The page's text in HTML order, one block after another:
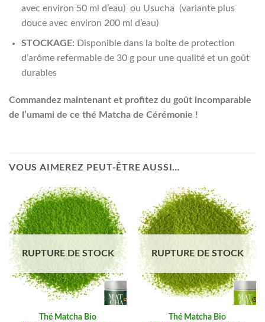
avec environ 50 ml d’eau) ou Usucha (variante plus
douce avec environ 200 ml d’eau)
STOCKAGE: Disponible dans la boîte de protection
d’arôme refermable de 30 g pour une qualité et un goût
durables
Commandez maintenant et profitez du goût incomparable
de l’umami de ce thé Matcha de Cérémonie !
VOUS AIMEREZ PEUT-ÊTRE AUSSI…
RUPTURE DE STOCK
Thé Matcha Bio
RUPTURE DE STOCK
Thé Matcha Bio